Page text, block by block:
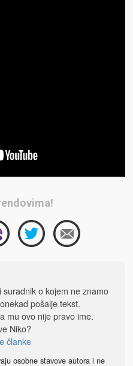
suradnik o kojem ne znamo
pošalje tekst.
mu ovo nije pravo ime.
Niko?
članke
osobne stavove autora i ne